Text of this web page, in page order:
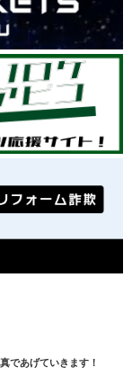
であげていきます！